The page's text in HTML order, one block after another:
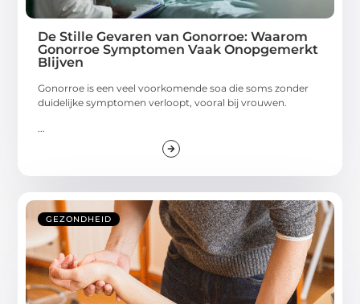
De Stille Gevaren van Gonorroe: Waarom
Gonorroe Symptomen Vaak Onopgemerkt
Blijven
Gonorroe is een veel voorkomende soa die soms zonder
duidelijke symptomen verloopt, vooral bij vrouwen.
...
GEZONDHEID